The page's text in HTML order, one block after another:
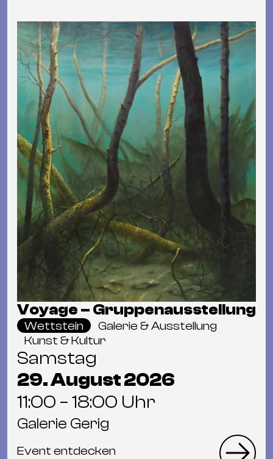
Voyage – Gruppenausstellung
Wettstein
Galerie & Ausstellung
Kunst & Kultur
Samstag
29. August 2026
11:00 – 18:00 Uhr
Galerie Gerig
Event entdecken